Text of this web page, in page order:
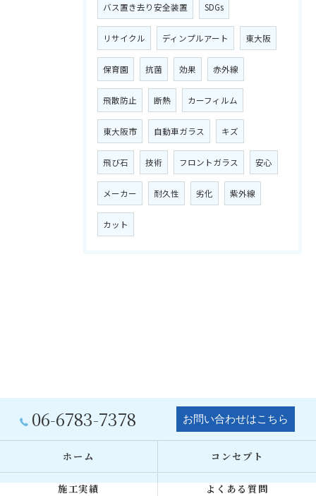
バス置き去り安全装置 SDGs
リサイクル ディンプルアート 東大阪
保育園 抗菌 効果 赤外線
飛散防止 断熱 カーフィルム
東大阪市 自動車ガラス キズ
飛び石 技術 フロントガラス 安心
メーカー 耐久性 劣化 紫外線
カット
06-6783-7378 お問い合わせはこちら
ホーム コンセプト
施工実績 よくある質問